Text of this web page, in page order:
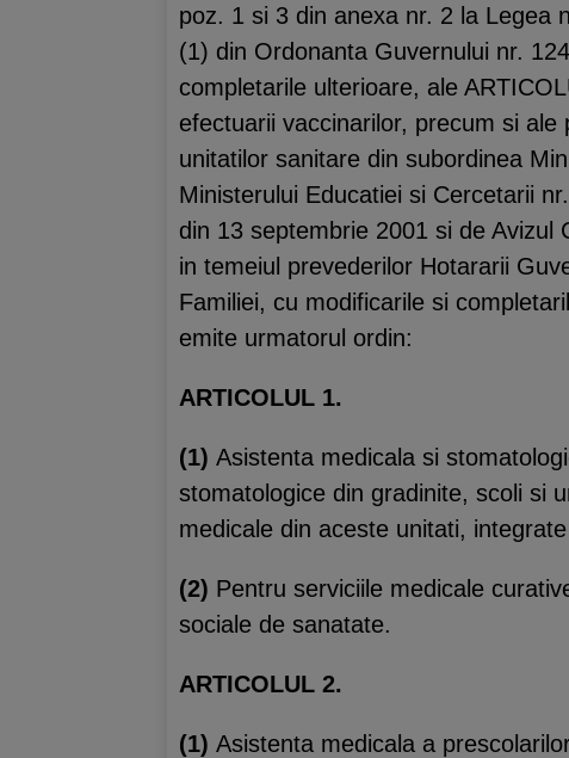
poz. 1 si 3 din anexa nr. 2 la Legea
(1) din Ordonanta Guvernului nr.
completarile ulterioare, ale
efectuarii vaccinarilor, precum si
unitatilor sanitare din subordinea
Ministerului Educatiei si Cercetarii
din 13 septembrie 2001 si de Avizul
in temeiul prevederilor Hotararii
Familiei, cu modificarile si
emite urmatorul ordin:
ARTICOLUL 1.
(1) Asistenta medicala si
stomatologice din gradinite, scoli si
medicale din aceste unitati,
(2) Pentru serviciile medicale
sociale de sanatate.
ARTICOLUL 2.
(1) Asistenta medicala a